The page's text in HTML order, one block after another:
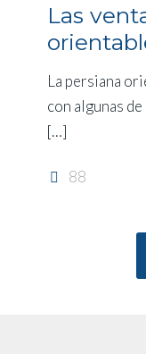
Las
La persiana
con algunas
[…]
88